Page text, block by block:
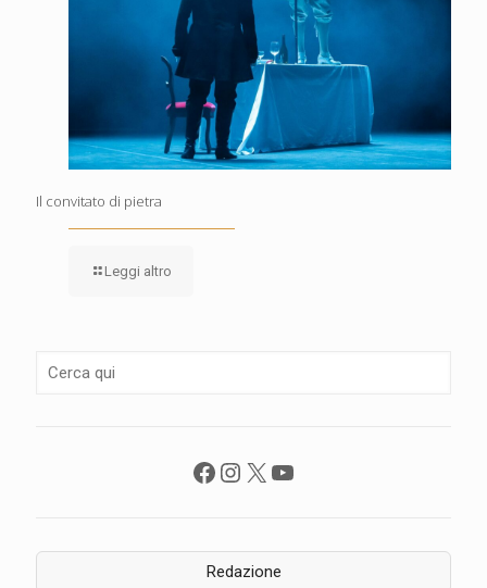
Il convitato di pietra
Leggi altro
Facebook
Instagram
X YouTube
Redazione